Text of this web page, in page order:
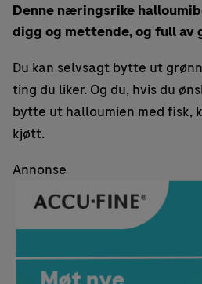
Denne næringsrike
digg og mettende, og full av
Du kan selvsagt bytte ut
ting du liker. Og du, hvis du
bytte ut halloumien med fisk,
kjøtt.
Annonse